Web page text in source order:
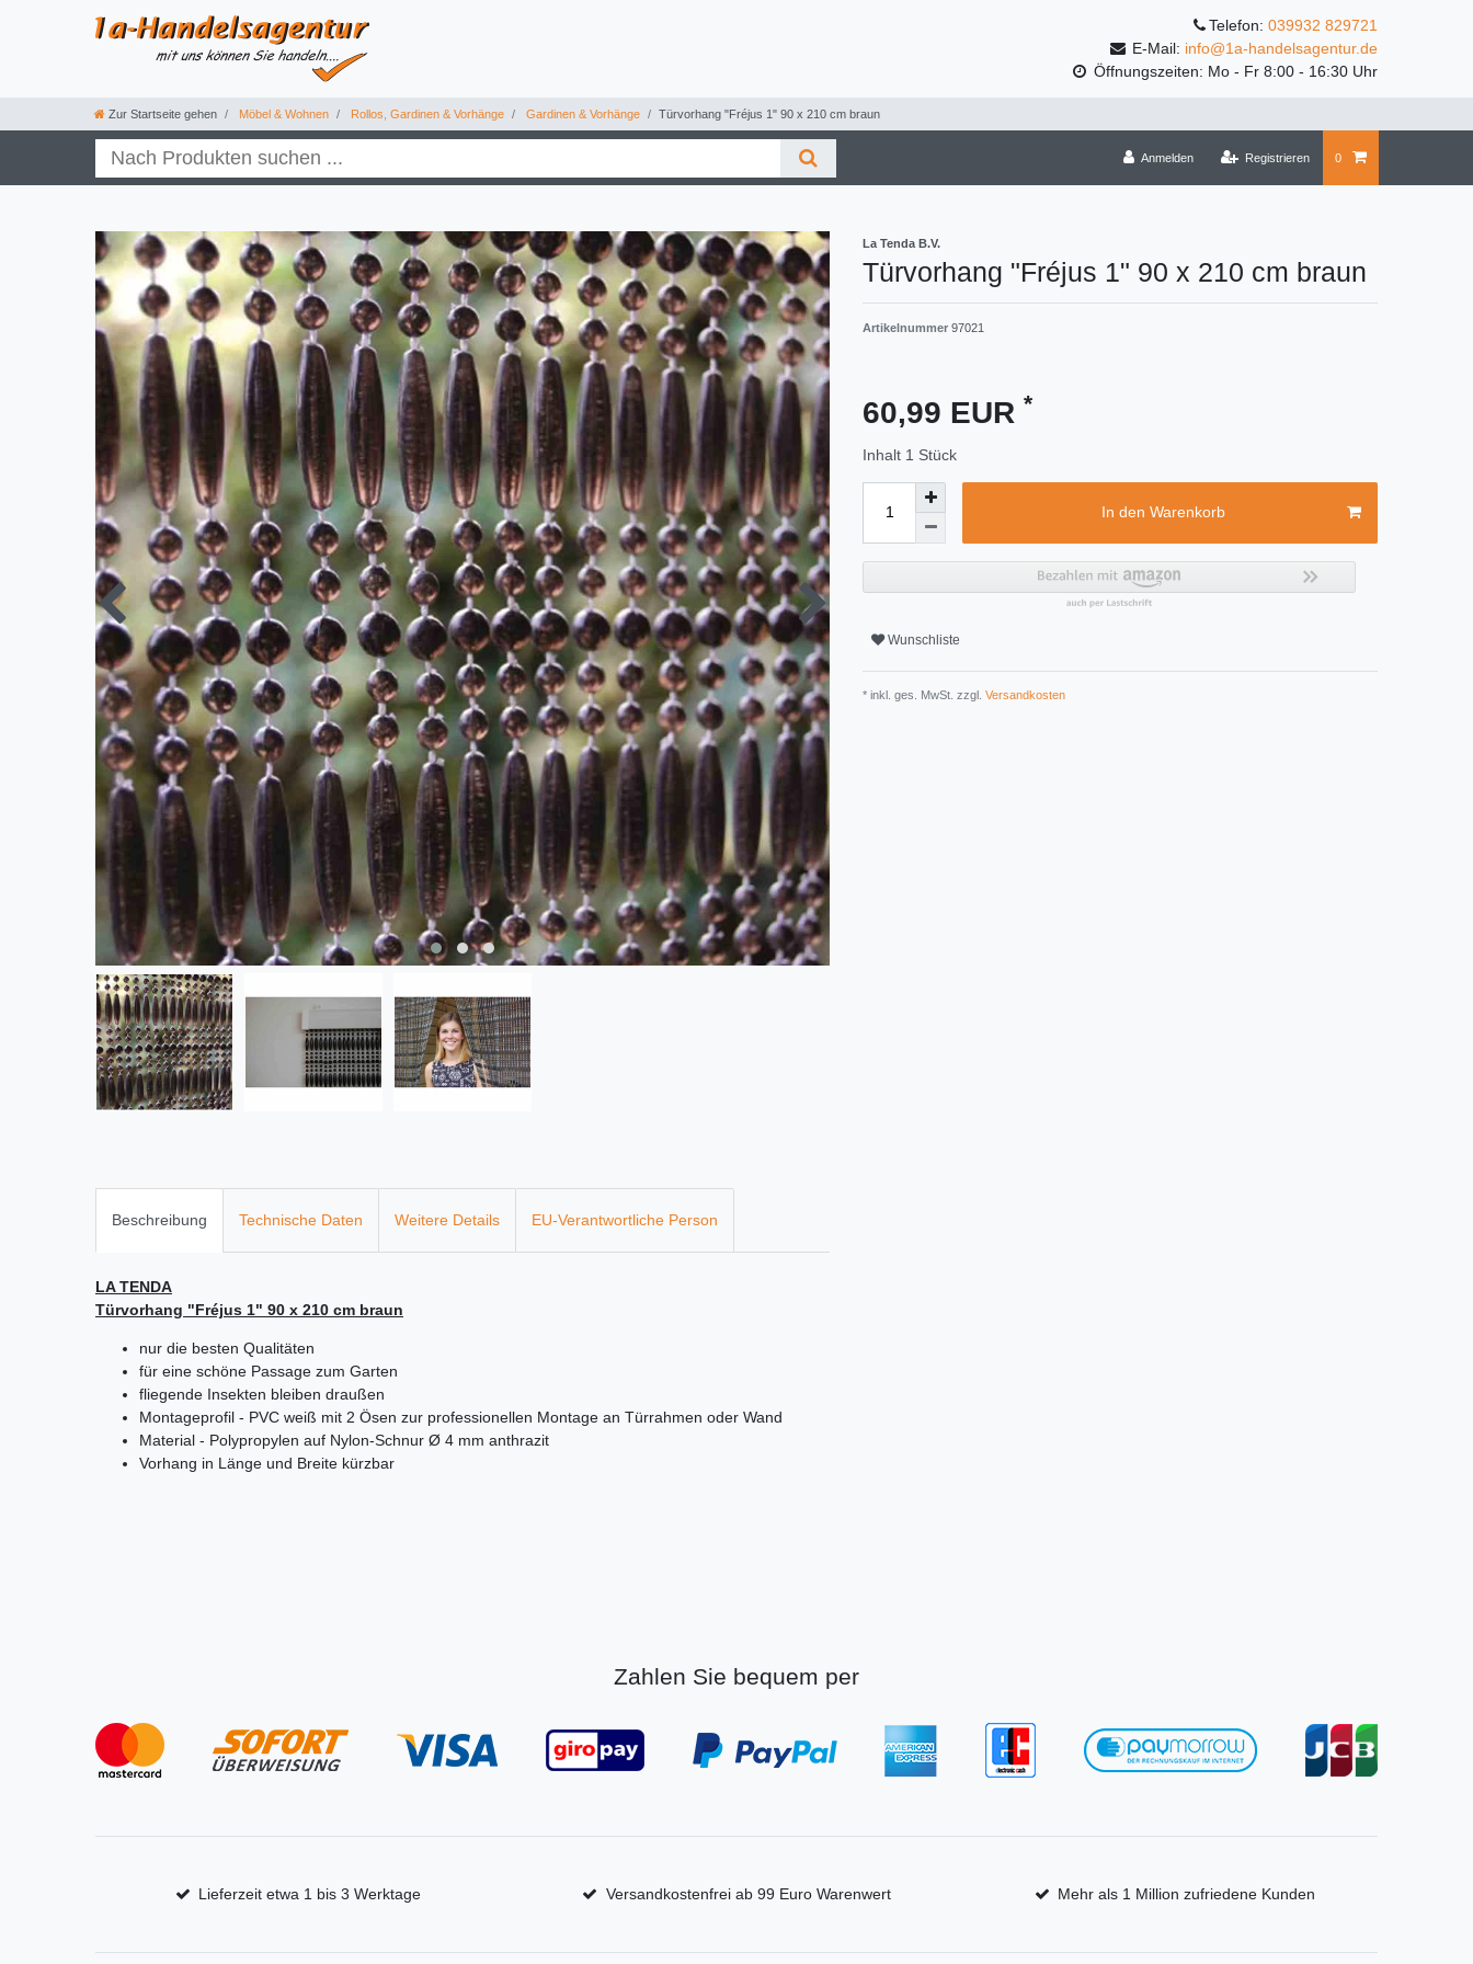
Telefon: 039932 829721
E-Mail: info@1a-handelsagentur.de
Öffnungszeiten: Mo - Fr 8:00 - 16:30 Uhr
Zur Startseite gehen Möbel & Wohnen Rollos, Gardinen & Vorhänge Gardinen & Vorhänge Türvorhang "Fréjus 1" 90 x 210 cm braun
Anmelden Registrieren 0
La Tenda B.V.
Türvorhang "Fréjus 1" 90 x 210 cm braun
Artikelnummer 97021
60,99 EUR *
Inhalt 1 Stück
In den Warenkorb
Wunschliste
* inkl. ges. MwSt. zzgl. Versandkosten
Beschreibung Technische Daten Weitere Details EU-Verantwortliche Person
LA TENDA
Türvorhang "Fréjus 1" 90 x 210 cm braun
nur die besten Qualitäten
für eine schöne Passage zum Garten
fliegende Insekten bleiben draußen
Montageprofil - PVC weiß mit 2 Ösen zur professionellen Montage an Türrahmen oder Wand
Material - Polypropylen auf Nylon-Schnur Ø 4 mm anthrazit
Vorhang in Länge und Breite kürzbar
Zahlen Sie bequem per
Lieferzeit etwa 1 bis 3 Werktage Versandkostenfrei ab 99 Euro Warenwert Mehr als 1 Million zufriedene Kunden